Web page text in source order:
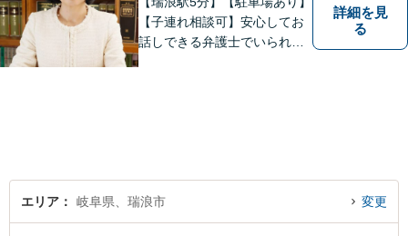
【子連れ相談可】安心してお
話しできる弁護士でいられる
詳細を見
る
エリア 岐阜県、瑞浪市 変更